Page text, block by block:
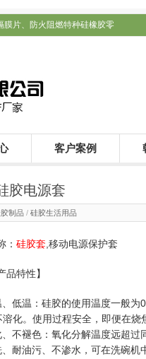
片、防火阻燃特种硅橡胶零
客户案例
胶电源套
制品 / 硅胶生活用品
： 硅胶套 ,移动电源保护套
品特性】
、低温：硅胶的使用温度一般
化。使用过程安全，即便在烧
不褪色：氧化分解温度远超过
耐油污、不渗水，可在洗碗机